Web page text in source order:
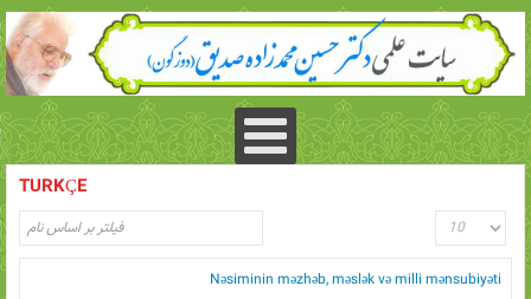
TURKÇE
Nəsiminin məzhəb, məslək və milli mənsubiyəti